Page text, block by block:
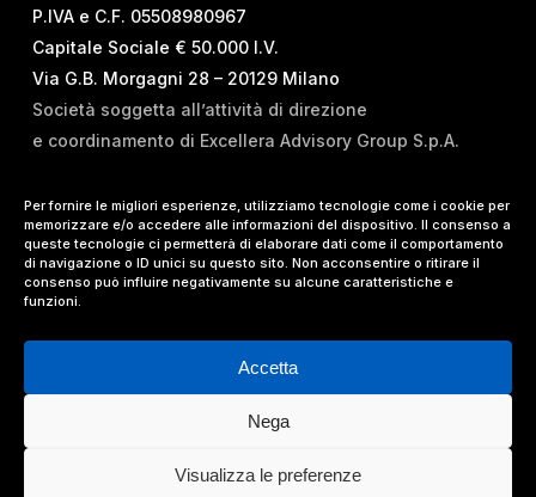
Per fornire le migliori esperienze, utilizziamo tecnologie come i cookie per
memorizzare e/o accedere alle informazioni del dispositivo. Il consenso a
queste tecnologie ci permetterà di elaborare dati come il comportamento
di navigazione o ID unici su questo sito. Non acconsentire o ritirare il
consenso può influire negativamente su alcune caratteristiche e
funzioni.
Accetta
Nega
Visualizza le preferenze
P.IVA e C.F. 05508980967
Capitale Sociale € 50.000 I.V.
Via G.B. Morgagni 28 – 20129 Milano
Società soggetta all’attività di direzione
e coordinamento di Excellera Advisory Group S.p.A.
T. +39 02 84 99 02 01
E.info@vrelations.it
Termini d’uso|Privacy Policy|Cookie Policy|
© 2024 Value Relations Srl, All Rights Reserved.